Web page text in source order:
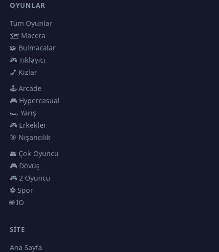
OYUNLAR
Tüm Oyunlar
🗺️ Macera
🧩 Bulmacalar
🎮 Tıklayıcı
💅 Kızlar
🕹️ Arcade
🎮 Hypercasual
🏎️ Yarış
🎮 Erkekler
🎯 Nişancılık
👥 Çok Oyuncu
🎮 Dövüş
🎮 2 Oyuncu
⚽ Spor
🌐 IO
SITE
Ana Sayfa